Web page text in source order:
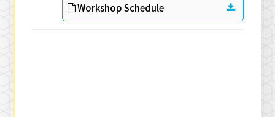
Workshop Schedule